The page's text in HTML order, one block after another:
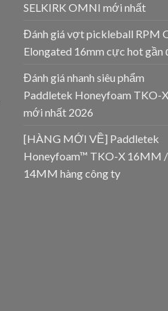
SELKIRK OMNI mới nhất
Đánh giá vợt pickleball RPM
Elongated 16mm cực hot gần
Đánh giá nhanh siêu phẩm
Paddletek Honeyfoam TKO-X
mới nhất 2026
[HÀNG MỚI VỀ] Paddletek
Honeyfoam™ TKO-X 16MM /
14MM hàng công ty